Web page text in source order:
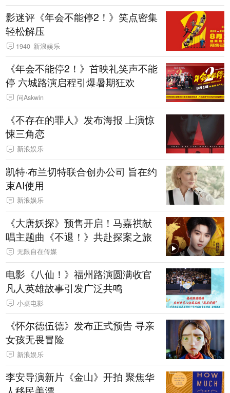
影迷评《年会不能停2！》笑点密集
轻松解压
1940 新浪娱乐
《年会不能停2！》首映礼笑声不能
停 六城路演启程引爆暑期狂欢
问Askwin
《不存在的罪人》发布海报 上演惊
悚三角恋
新浪娱乐
凯特·布兰切特联合创办公司 旨在约
束AI使用
新浪娱乐
《大唐妖探》预售开启！马嘉祺献
唱主题曲《不退！》共赴探案之旅
无限自在传媒
电影《八仙！》福州路演圆满收官
凡人英雄故事引发广泛共鸣
小桌电影
《怀尔德伍德》发布正式预告 寻亲
女孩无畏冒险
新浪娱乐
李安导演新片《金山》开拍 聚焦华